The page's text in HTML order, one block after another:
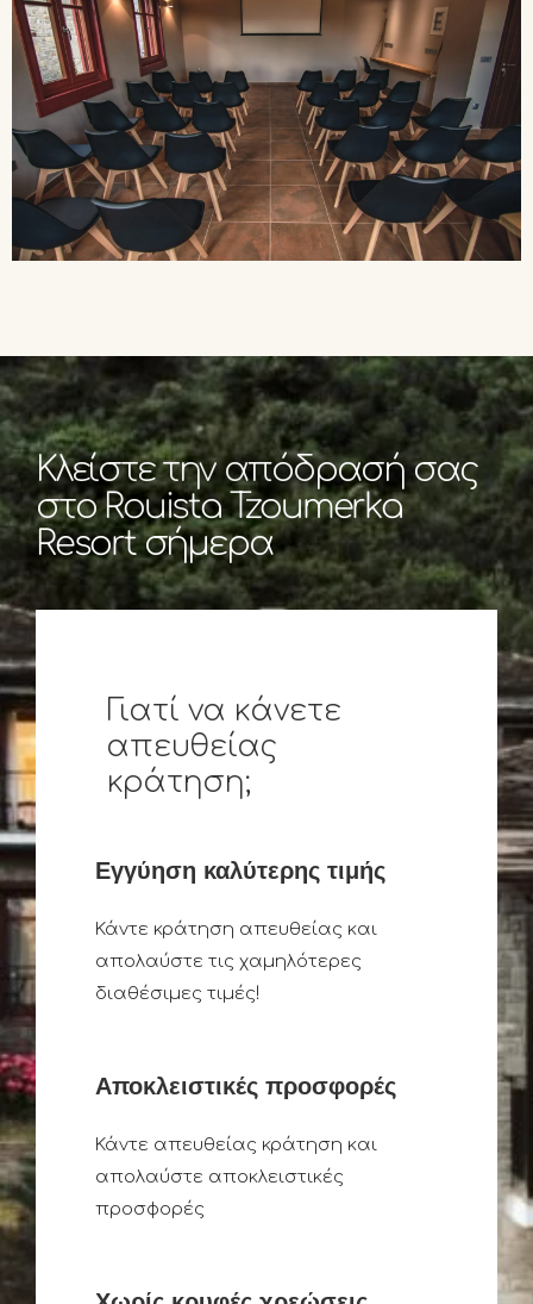
Κλείστε την απόδρασή σας
στο Rouista Tzoumerka
Resort σήμερα
Γιατί να κάνετε
απευθείας
κράτηση;
Εγγύηση καλύτερης τιμής
Κάντε κράτηση απευθείας και
απολαύστε τις χαμηλότερες
διαθέσιμες τιμές!
Αποκλειστικές προσφορές
Κάντε απευθείας κράτηση και
απολαύστε αποκλειστικές
προσφορές